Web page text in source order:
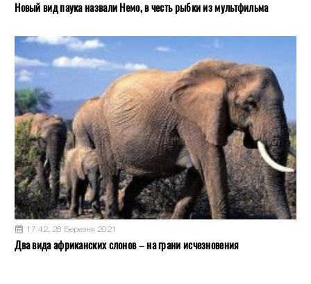
Новый вид паука назвали Немо, в честь рыбки из мультфильма
17:42, 28 Березня 2021
Два вида африканских слонов – на грани исчезновения